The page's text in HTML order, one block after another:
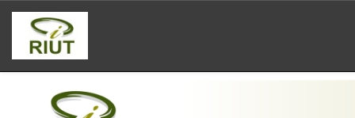
Skip
navigation